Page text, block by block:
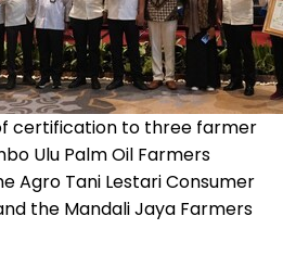
certification to three farmer
Ulu Palm Oil Farmers
Agro Tani Lestari Consumer
the Mandali Jaya Farmers